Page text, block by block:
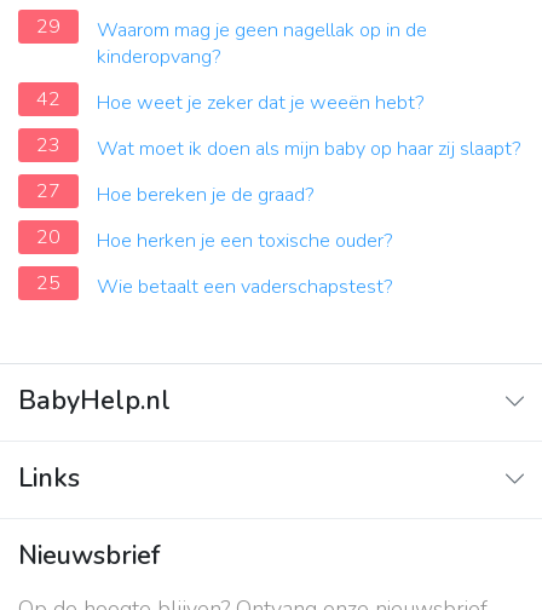
29
Waarom mag je geen nagellak op in de
kinderopvang?
42
Hoe weet je zeker dat je weeën hebt?
23
Wat moet ik doen als mijn baby op haar zij slaapt?
27
Hoe bereken je de graad?
20
Hoe herken je een toxische ouder?
25
Wie betaalt een vaderschapstest?
BabyHelp.nl
Vraag & Antwoord
Links
Contact
Nieuwsbrief